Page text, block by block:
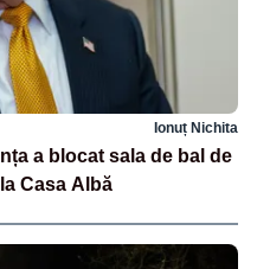
Ionuț Nichita
a blocat sala de bal de
Casa Albă